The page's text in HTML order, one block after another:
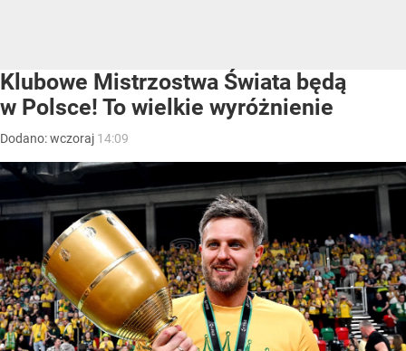
Klubowe Mistrzostwa Świata będą
w Polsce! To wielkie wyróżnienie
Dodano:wczoraj 14:09